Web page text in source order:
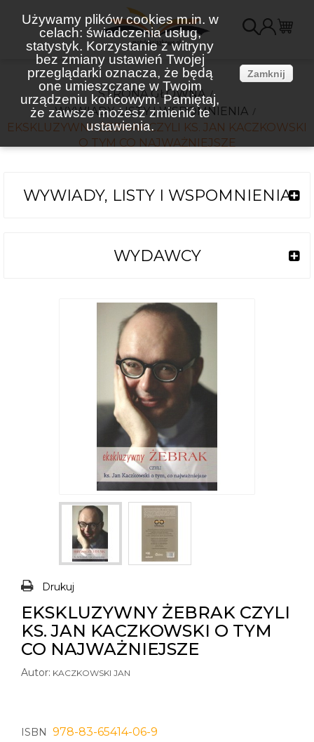
Używamy plików cookies m.in. w
celach: świadczenia usług,
statystyk. Korzystanie z witryny
bez zmiany ustawień Twojej
przeglądarki oznacza, że będą
one umieszczane w Twoim
urządzeniu końcowym. Pamiętaj,
że zawsze możesz zmienić te
ustawienia.
Zamknij
STRONA GŁÓWNA
WYWIADY, LISTY I WSPOMNIENIA
EKSKLUZYWNY ŻEBRAK CZYLI KS. JAN KACZKOWSKI
O TYM CO NAJWAŻNIEJSZE
WYWIADY, LISTY I WSPOMNIENIA
WYDAWCY
Drukuj
EKSKLUZYWNY ŻEBRAK CZYLI
KS. JAN KACZKOWSKI O TYM
CO NAJWAŻNIEJSZE
Autor: KACZKOWSKI JAN
ISBN 978-83-65414-06-9